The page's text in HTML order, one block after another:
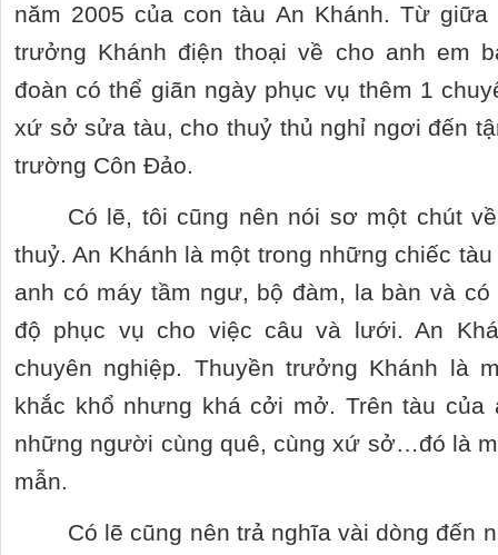
năm 2005 của con tàu An Khánh. Từ
trưởng Khánh điện thoại về cho anh em
đoàn có thể giãn ngày phục vụ thêm 1
xứ sở sửa tàu, cho thuỷ thủ nghỉ ngơi đến
trường Côn Đảo.
Có lẽ, tôi cũng nên nói sơ một chút
thuỷ. An Khánh là một trong những chiếc
anh có máy tầm ngư, bộ đàm, la bàn và
độ phục vụ cho việc câu và lưới. An
chuyên nghiệp. Thuyền trưởng Khánh là
khắc khổ nhưng khá cởi mở. Trên tàu
những người cùng quê, cùng xứ sở…đó là
mẫn.
Có lẽ cũng nên trả nghĩa vài dòng đến